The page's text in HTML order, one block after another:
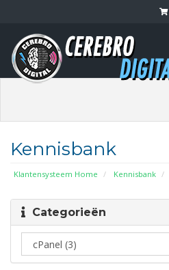
Kennisbank
Klantensysteem Home Kennisbank
Categorieën